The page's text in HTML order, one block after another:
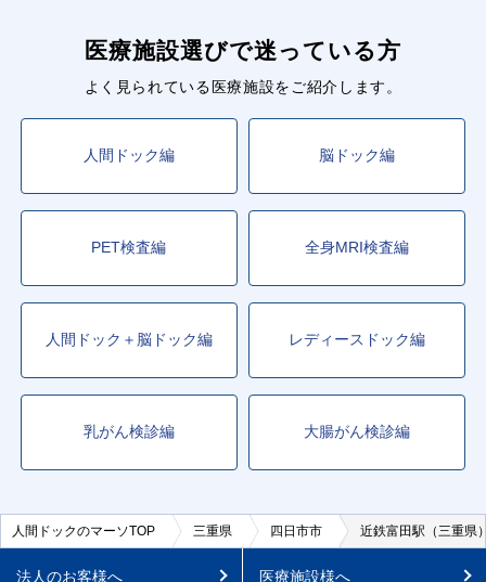
医療施設選びで迷っている方
よく見られている医療施設をご紹介します。
人間ドック編 脳ドック編
PET検査編 全身MRI検査編
人間ドック＋脳ドック編 レディースドック編
乳がん検診編 大腸がん検診編
人間ドックのマーソTOP 三重県 四日市市 近鉄富田駅（三重県
法人のお客様へ 医療施設様へ